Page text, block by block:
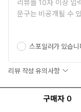
스포일러가 있습니
리뷰 작성 유의사항
구매자 0